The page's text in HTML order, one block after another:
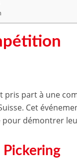
pris part à une
Cet
démontrer
Pickering